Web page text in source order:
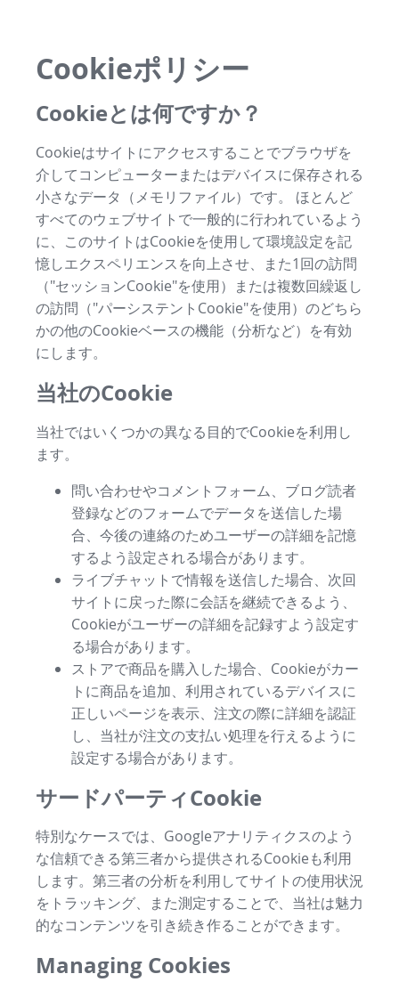
Cookieポリシー
Cookieとは何ですか？
Cookieはサイトにアクセスすることでブラウザを
介してコンピューターまたはデバイスに保存される
小さなデータ（メモリファイル）です。 ほとんど
すべてのウェブサイトで一般的に行われているよう
に、このサイトはCookieを使用して環境設定を記
憶しエクスペリエンスを向上させ、また1回の訪問
（"セッションCookie"を使用）または複数回繰返し
の訪問（"パーシステントCookie"を使用）のどちら
かの他のCookieベースの機能（分析など）を有効
にします。
当社のCookie
当社ではいくつかの異なる目的でCookieを利用し
ます。
問い合わせやコメントフォーム、ブログ読者
登録などのフォームでデータを送信した場
合、今後の連絡のためユーザーの詳細を記憶
するよう設定される場合があります。
ライブチャットで情報を送信した場合、次回
サイトに戻った際に会話を継続できるよう、
Cookieがユーザーの詳細を記録すよう設定す
る場合があります。
ストアで商品を購入した場合、Cookieがカー
トに商品を追加、利用されているデバイスに
正しいページを表示、注文の際に詳細を認証
し、当社が注文の支払い処理を行えるように
設定する場合があります。
サードパーティCookie
特別なケースでは、Googleアナリティクスのよう
な信頼できる第三者から提供されるCookieも利用
します。第三者の分析を利用してサイトの使用状況
をトラッキング、また測定することで、当社は魅力
的なコンテンツを引き続き作ることができます。
Managing Cookies